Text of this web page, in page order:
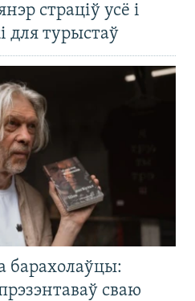
страціў усё і
для турыстаў
барахолаўцы:
сваю